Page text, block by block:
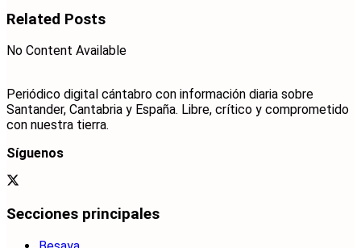
Related Posts
No Content Available
Periódico digital cántabro con información diaria sobre
Santander, Cantabria y España. Libre, crítico y comprometido
con nuestra tierra.
Síguenos
Secciones principales